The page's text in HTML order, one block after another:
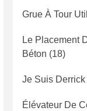
Grue À Tour
Le Placement
Béton (18)
Je Suis
Élévateur De